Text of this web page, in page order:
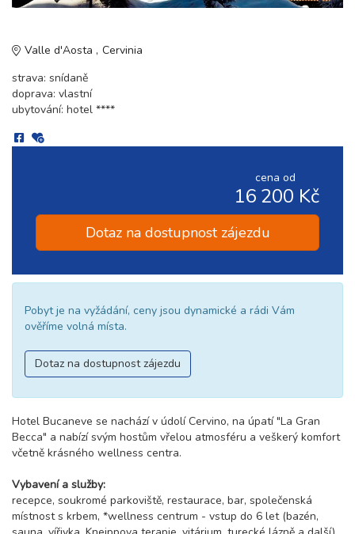
Valle d'Aosta
Cervinia
strava: snídaně
doprava: vlastní
ubytování: hotel ****
cena od
16 200 Kč
Dotaz na dostupnost zájezdu
Pobyt je na vyžádání, ceny jsou dynamické a rádi Vám
ověříme volná místa.
Dotaz na dostupnost zájezdu
Hotel Bucaneve se nachází v údolí Cervino, na úpatí "La Gran
Becca" a nabízí svým hostům vřelou atmosféru a veškerý komfort
včetně krásného wellness centra.
Vybavení a služby:
recepce, soukromé parkoviště, restaurace, bar, společenská
místnost s krbem, *wellness centrum - vstup do 6 let (bazén,